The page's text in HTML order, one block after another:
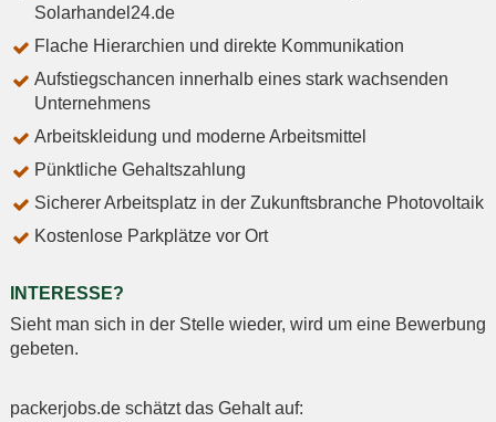
Solarhandel24.de
Flache Hierarchien und direkte Kommunikation
Aufstiegschancen innerhalb eines stark wachsenden
Unternehmens
Arbeitskleidung und moderne Arbeitsmittel
Pünktliche Gehaltszahlung
Sicherer Arbeitsplatz in der Zukunftsbranche Photovoltaik
Kostenlose Parkplätze vor Ort
INTERESSE?
Sieht man sich in der Stelle wieder, wird um eine Bewerbung
gebeten.
packerjobs.de schätzt das Gehalt auf: